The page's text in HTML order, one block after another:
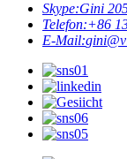
Skype:Gini
Telefon:+86
E-Mail: